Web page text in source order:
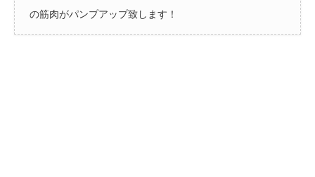
の筋肉がパンプアップ致します！